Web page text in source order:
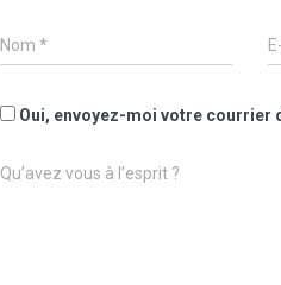
Nom *
Oui, envoyez-moi votre courrier
Qu’avez vous à l’esprit ?